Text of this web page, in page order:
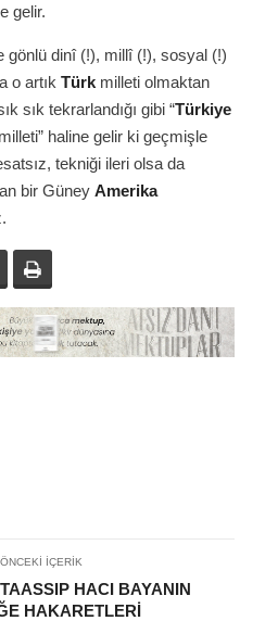
gelir.
gönlü dinî (!), millî (!), sosyal (!)
o artık Türk milleti olmaktan
sık tekrarlandığı gibi “Türkiye
milleti” haline gelir ki geçmişle
tekniği ileri olsa da
bir Güney Amerika
Bağlanıyı kopyala
ÖNCEKI İÇERIK
HACI BAYANIN
HAKARETLERI